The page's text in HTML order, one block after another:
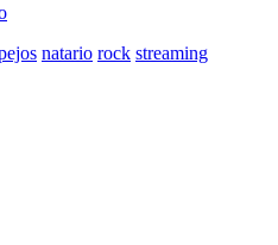
natario rock streaming